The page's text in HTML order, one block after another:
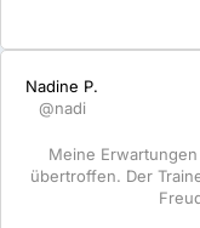
Nadine P.
@nadi
Meine
übertroffen. Der